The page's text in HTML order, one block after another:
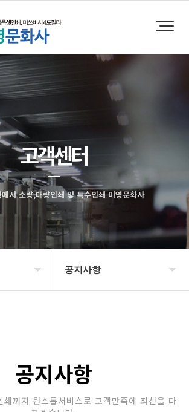
고객센터
서 소량,대량인쇄 및 특수인쇄 미영문화사
공지사항
공지사항
쇄까지 원스톱서비스로 고객만족에 최선을 다